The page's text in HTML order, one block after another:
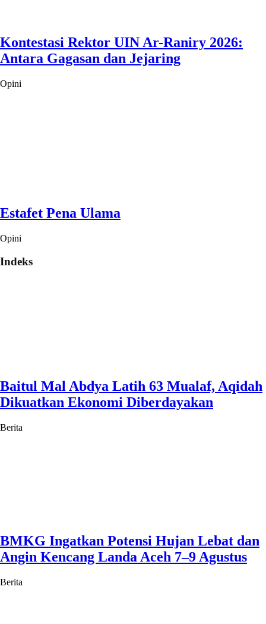
Kontestasi Rektor UIN Ar-Raniry 2026:
Antara Gagasan dan Jejaring
Opini
Estafet Pena Ulama
Opini
Indeks
Baitul Mal Abdya Latih 63 Mualaf, Aqidah
Dikuatkan Ekonomi Diberdayakan
Berita
BMKG Ingatkan Potensi Hujan Lebat dan
Angin Kencang Landa Aceh 7–9 Agustus
Berita